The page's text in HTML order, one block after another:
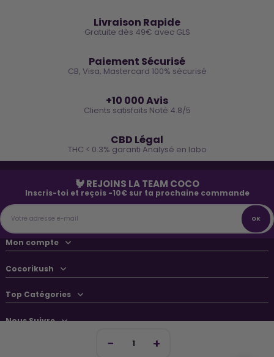
Livraison Rapide
Gratuite dès 49€ avec GLS
Paiement Sécurisé
CB, Visa, Mastercard 100% sécurisé
+10 000 Avis
Clients satisfaits Noté 4.8/5
CBD Légal
THC < 0.3% garanti Analysé en labo
🐓 REJOINS LA TEAM COCO
Inscris-toi et reçois -10€ sur ta prochaine commande
Mon compte
Cocorikush
Top Catégories
Nous Suivre